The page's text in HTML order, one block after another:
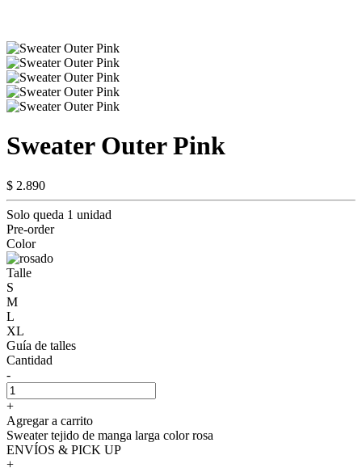
Sweater Outer Pink
$ 2.890
Solo queda 1 unidad
Pre-order
Color
Talle
S
M
L
XL
Guía de talles
Cantidad
-
+
Agregar a carrito
Sweater tejido de manga larga color rosa
ENVÍOS & PICK UP
+